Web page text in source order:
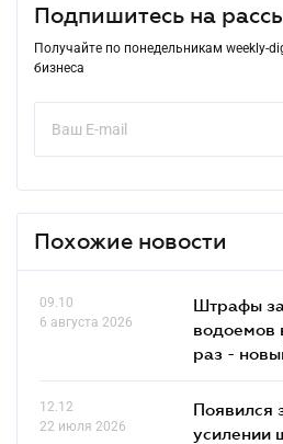
Подпишитесь на
Получайте по понедельникам weekly-
бизнеса
Похожие новости
09.10
6 августа 2026
Штрафы
водоемов
раз -
12.12
22 июля 2026
Появился
усилении